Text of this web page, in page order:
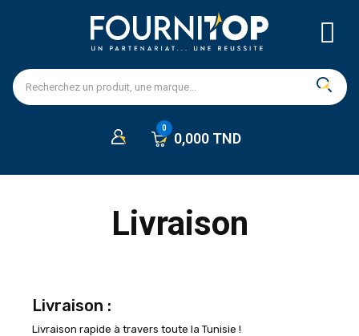
0,000 TND
Livraison
Livraison :
Livraison rapide à travers toute la Tunisie !